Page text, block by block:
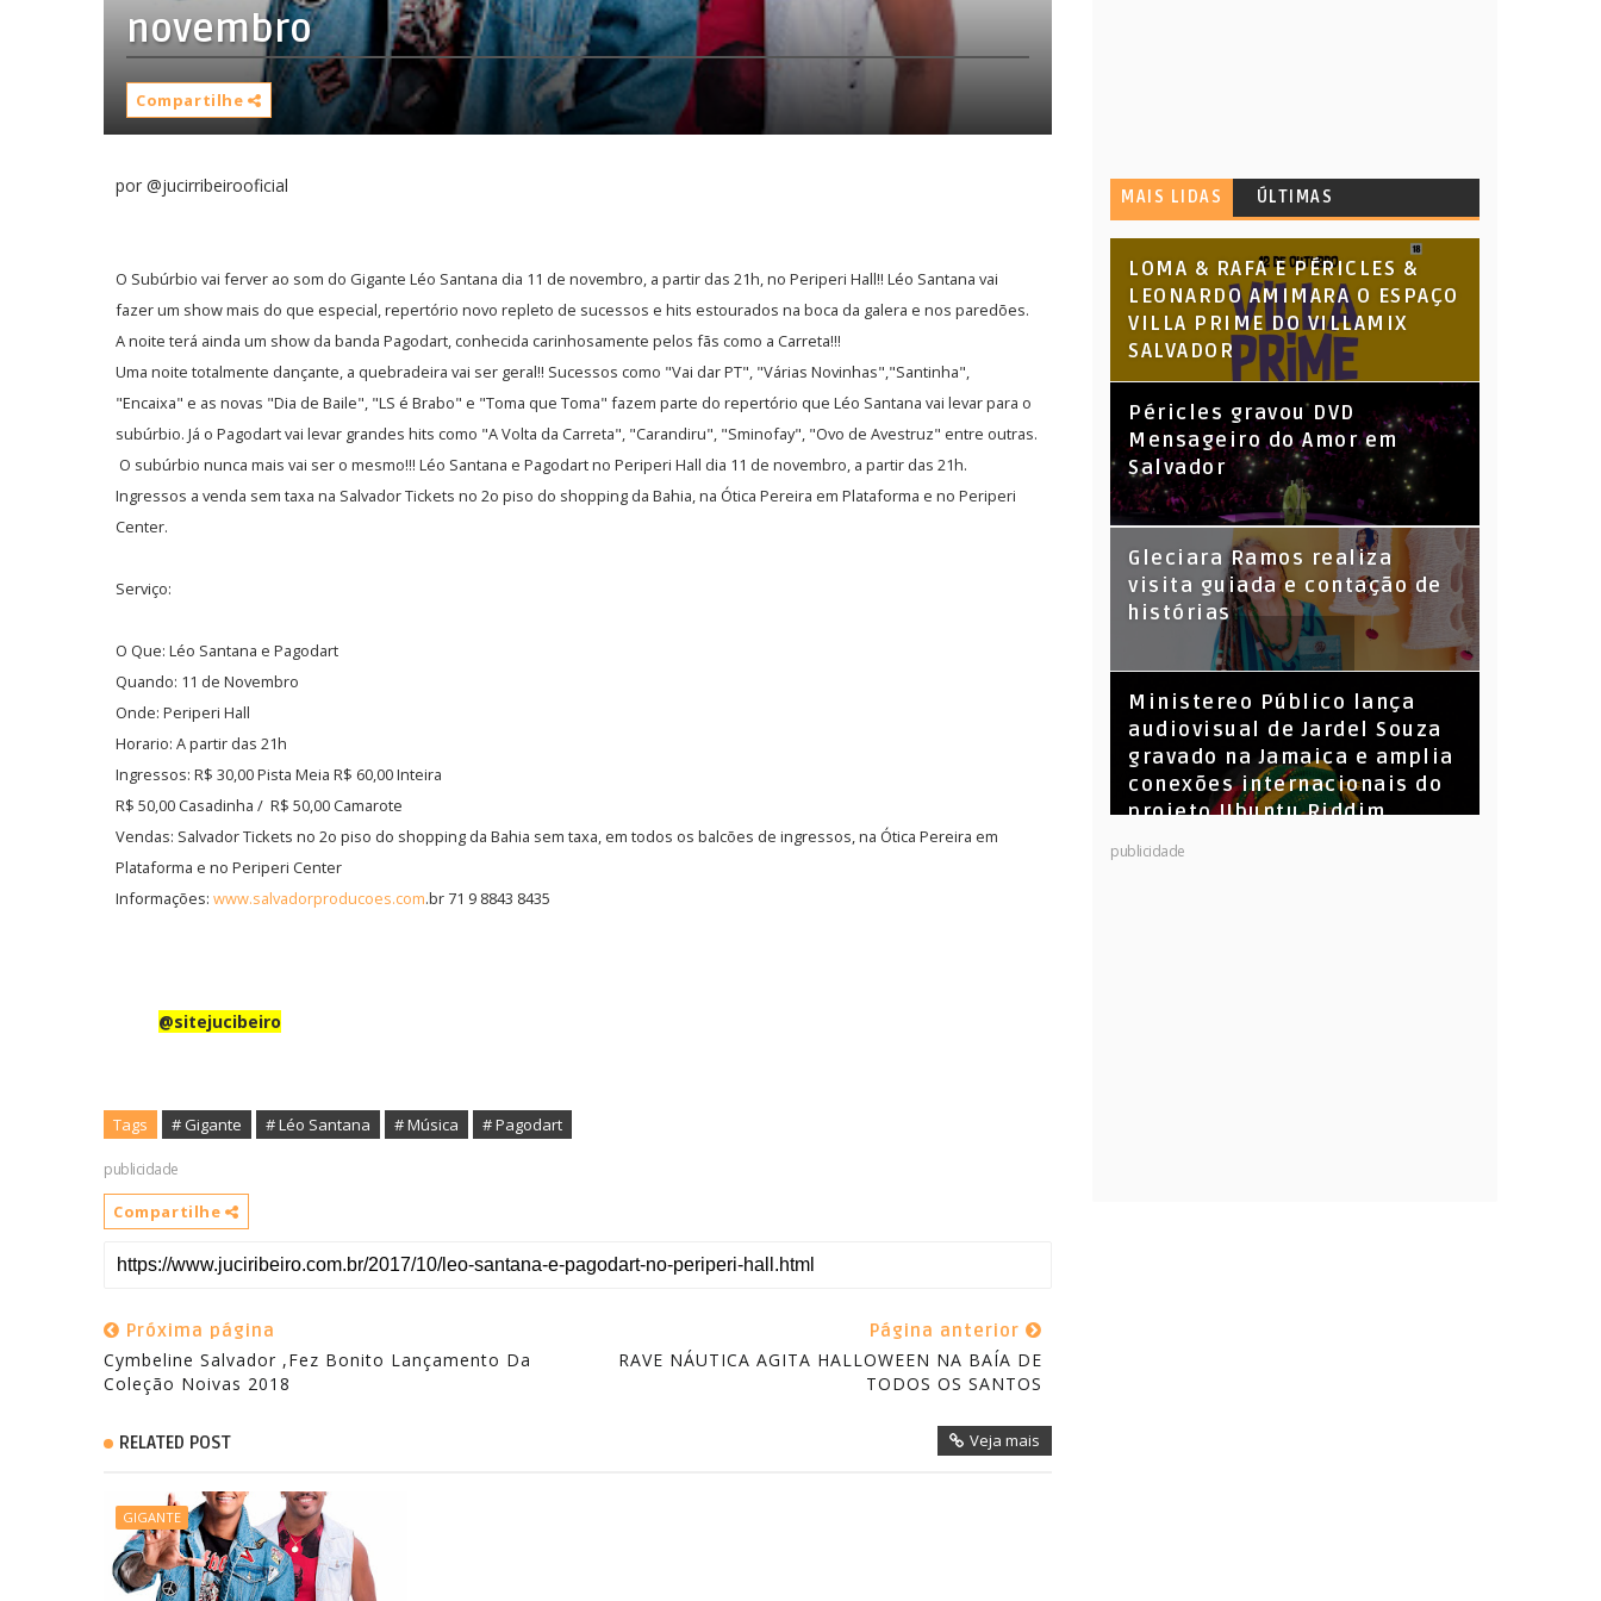
novembro
Compartilhe
por @jucirribeirooficial
O Subúrbio vai ferver ao som do Gigante Léo Santana dia 11 de novembro, a partir das 21h, no Periperi Hall!! Léo Santana vai
fazer um show mais do que especial, repertório novo repleto de sucessos e hits estourados na boca da galera e nos paredões.
A noite terá ainda um show da banda Pagodart, conhecida carinhosamente pelos fãs como a Carreta!!!
Uma noite totalmente dançante, a quebradeira vai ser geral!! Sucessos como "Vai dar PT", "Várias Novinhas","Santinha",
"Encaixa" e as novas "Dia de Baile", "LS é Brabo" e "Toma que Toma" fazem parte do repertório que Léo Santana vai levar para o
subúrbio. Já o Pagodart vai levar grandes hits como "A Volta da Carreta", "Carandiru", "Sminofay", "Ovo de Avestruz" entre outras.
O subúrbio nunca mais vai ser o mesmo!!! Léo Santana e Pagodart no Periperi Hall dia 11 de novembro, a partir das 21h.
Ingressos a venda sem taxa na Salvador Tickets no 2o piso do shopping da Bahia, na Ótica Pereira em Plataforma e no Periperi
Center.
Serviço:
O Que: Léo Santana e Pagodart
Quando: 11 de Novembro
Onde: Periperi Hall
Horario: A partir das 21h
Ingressos: R$ 30,00 Pista Meia R$ 60,00 Inteira
R$ 50,00 Casadinha / R$ 50,00 Camarote
Vendas: Salvador Tickets no 2o piso do shopping da Bahia sem taxa, em todos os balcões de ingressos, na Ótica Pereira em
Plataforma e no Periperi Center
Informações: www.salvadorproducoes.com.br 71 9 8843 8435
@sitejucibeiro
Tags # Gigante # Léo Santana # ‏Música # Pagodart
publicidade
Compartilhe
Próxima página
Cymbeline Salvador ,Fez Bonito Lançamento Da
Coleção Noivas 2018
Página anterior
RAVE NÁUTICA AGITA HALLOWEEN NA BAÍA DE
TODOS OS SANTOS
RELATED POST Veja mais
GIGANTE
MAIS LIDAS ÚLTIMAS
LOMA & RAFA E PÉRICLES &
LEONARDO AMIMARA O ESPAÇO
VILLA PRIME DO VILLAMIX
SALVADOR
Péricles gravou DVD
Mensageiro do Amor em
Salvador
KL Jay (Racionais MC’s), DJ
Raíz e DJ Leandro Vitrola na
BIGSHAKE 14
Gleciara Ramos realiza
visita guiada e contação de
histórias
​Ministereo Público lança
audiovisual de Jardel Souza
gravado na Jamaica e amplia
conexões internacionais do
projeto Ubuntu Riddim
publicidade